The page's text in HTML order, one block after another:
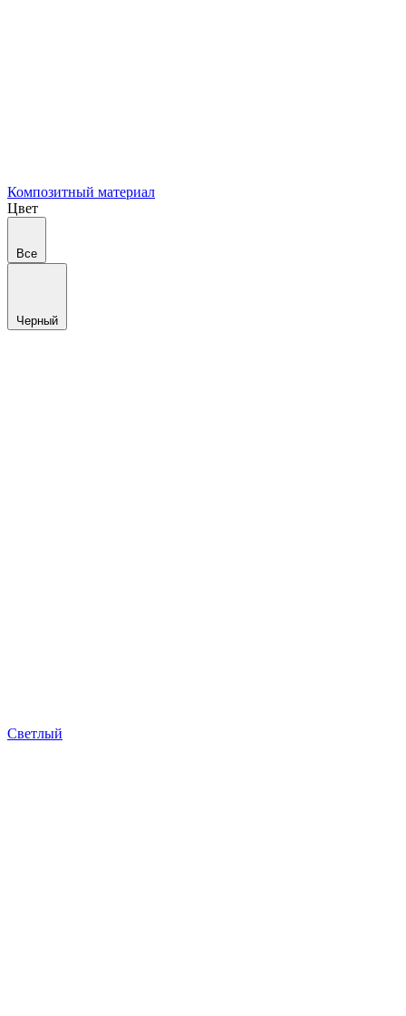
Композитный материал
Цвет
Все
Черный
Светлый